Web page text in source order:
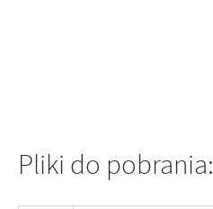
Pliki do pobrania: